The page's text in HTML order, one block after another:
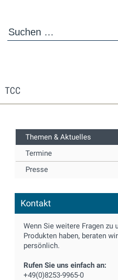
TCC
Themen & Aktuelles
Termine
Presse
Kontakt
Wenn Sie weitere Fragen zu
Produkten haben, beraten
persönlich.
Rufen Sie uns einfach an:
+49(0)8253-9965-0